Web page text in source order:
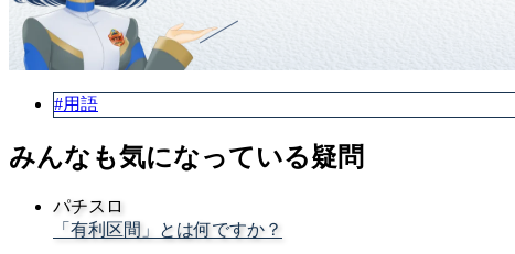
#用語
みんなも気になっている疑問
パチスロ
「有利区間」とは何ですか？